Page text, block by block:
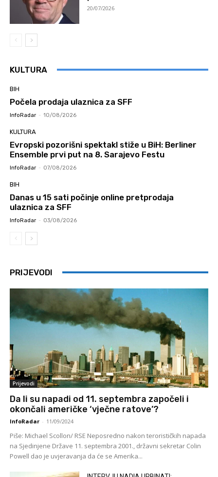
20/07/2026
KULTURA
BIH
Počela prodaja ulaznica za SFF
InfoRadar - 10/08/2026
KULTURA
Evropski pozorišni spektakl stiže u BiH: Berliner
Ensemble prvi put na 8. Sarajevo Festu
InfoRadar - 07/08/2026
BIH
Danas u 15 sati počinje online pretprodaja
ulaznica za SFF
InfoRadar - 03/08/2026
PRIJEVODI
Prijevodi
Da li su napadi od 11. septembra započeli i
okončali američke ‘vječne ratove’?
InfoRadar - 11/09/2024
Piše: Michael Scollon/ RSE Neposredno nakon terorističkih napada
na Sjedinjene Države 11. septembra 2001., državni sekretar Colin
Powell dao je uvjeravanja da će se Amerika...